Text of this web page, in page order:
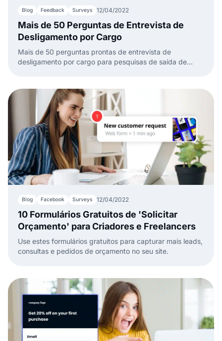
Blog Feedback Surveys 12/04/2022
Mais de 50 Perguntas de Entrevista de
Desligamento por Cargo
Mais de 50 perguntas prontas de entrevista de
desligamento por cargo para pesquisas de saída de
Blog Facebook Surveys 12/04/2022
10 Formulários Gratuitos de 'Solicitar
Orçamento' para Criadores e Freelancers
Use estes formulários gratuitos para capturar mais leads,
consultas e pedidos de orçamento no seu site.